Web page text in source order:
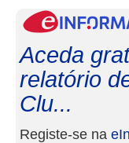
Aceda
relatório
Clu...
Registe-se na